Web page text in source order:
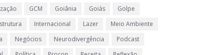
GCM Goiânia Goiás
Golpe
Internacional Lazer
Meio Ambiente
Negócios Neurodivergência
Podcast